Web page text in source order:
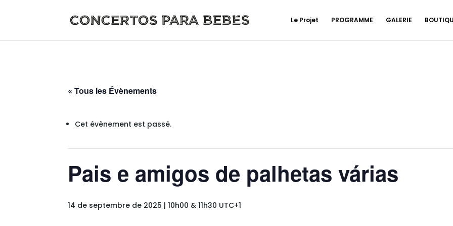
Le Projet PROGRAMME GALERIE
« Tous les Évènements
Cet évènement est passé.
Pais e amigos de palhetas várias
14 de septembre de 2025 | 10h00 &11h30 UTC+1